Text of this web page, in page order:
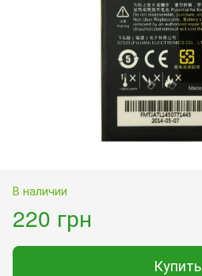
В наличии
220 грн
Купить